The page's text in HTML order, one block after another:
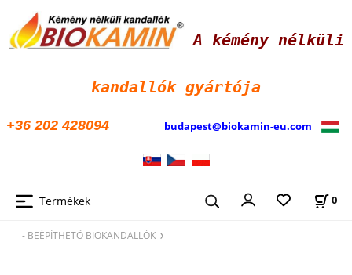
A kémény nélküli
kandallók gyártója
+36 202 428094 budapest@biokamin-eu.com
Termékek 0
- BEÉPÍTHETŐ BIOKANDALLÓK